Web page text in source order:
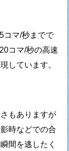
コマ/秒までで
コマ/秒の高速
しています。
もありますが
時などでの合
間を逃したく